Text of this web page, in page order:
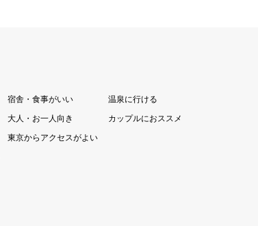
宿舎・食事がいい
温泉に行ける
大人・お一人向き
カップルにおススメ
東京からアクセスがよい